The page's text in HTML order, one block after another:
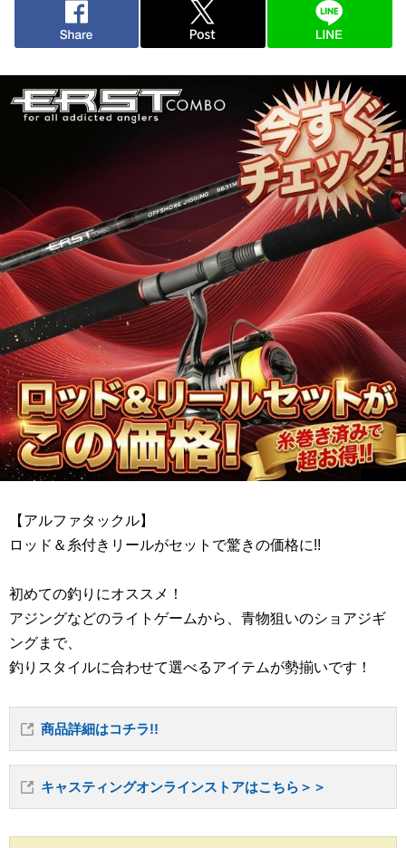
【アルファタックル】
ロッド＆糸付きリールがセットで驚きの価格に!!
初めての釣りにオススメ！
アジングなどのライトゲームから、青物狙いのショアジギ
ングまで、
釣りスタイルに合わせて選べるアイテムが勢揃いです！
商品詳細はコチラ!!
キャスティングオンラインストアはこちら＞＞